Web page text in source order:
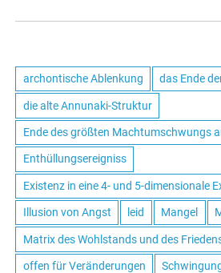
archontische Ablenkung das Ende
die alte Annunaki-Struktur
Ende des größten Machtumschwungs
Enthüllungsereigniss
Existenz in eine 4- und 5-dimensionale
Illusion von Angst leid Mangel
Matrix des Wohlstands und des
offen für Veränderungen